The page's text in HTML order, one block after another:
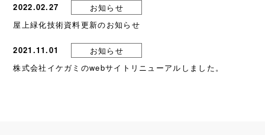
2022.02.27
お知らせ
屋上緑化技術資料更新のお知らせ
2021.11.01
お知らせ
株式会社イケガミのwebサイトリニューアルしました。